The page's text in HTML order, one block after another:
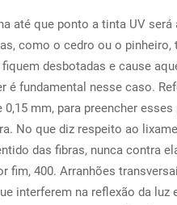
até que ponto a tinta UV
como o cedro ou o pinheiro,
desbotadas e cause
é fundamental nesse caso.
mm, para preencher
No que diz respeito ao
das fibras, nunca contra
fim, 400. Arranhões
interferem na reflexão da luz